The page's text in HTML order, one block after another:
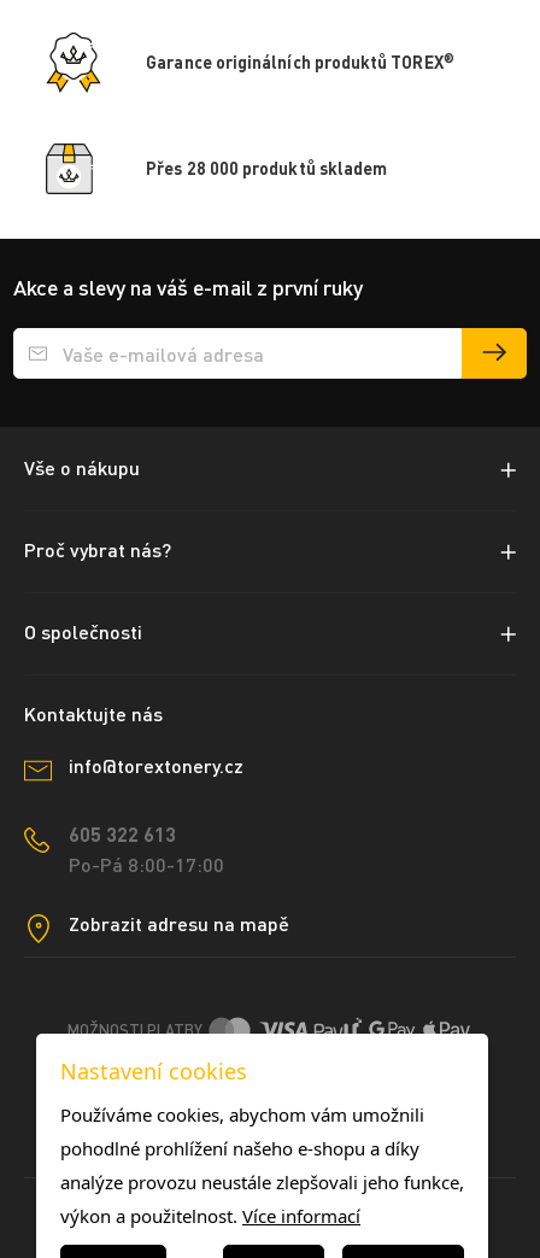
Garance originálních produktů TOREX®
Přes 28 000 produktů skladem
Akce a slevy na váš e-mail z první ruky
Přihlášení e-mailu k odběru
Vše o nákupu
Proč vybrat nás?
O společnosti
Kontaktujte nás
info@torextonery.cz
605 322 613
Po-Pá 8:00-17:00
Zobrazit adresu na mapě
MOŽNOSTI PLATBY
DOPRAVNÍ METODY
Nastavení cookies
Používáme cookies, abychom vám umožnili
pohodlné prohlížení našeho e-shopu a díky
analýze provozu neustále zlepšovali jeho funkce,
výkon a použitelnost. Více informací